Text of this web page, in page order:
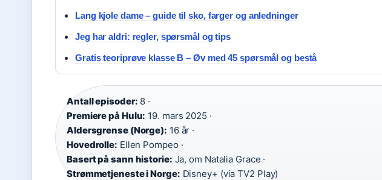
Lang kjole dame – guide til sko, farger og anledninger
Jeg har aldri: regler, spørsmål og tips
Gratis teoriprøve klasse B – Øv med 45 spørsmål og bestå
Antall episoder: 8 ·
Premiere på Hulu: 19. mars 2025 ·
Aldersgrense (Norge): 16 år ·
Hovedrolle: Ellen Pompeo ·
Basert på sann historie: Ja, om Natalia Grace ·
Strømmetjeneste i Norge: Disney+ (via TV2 Play)